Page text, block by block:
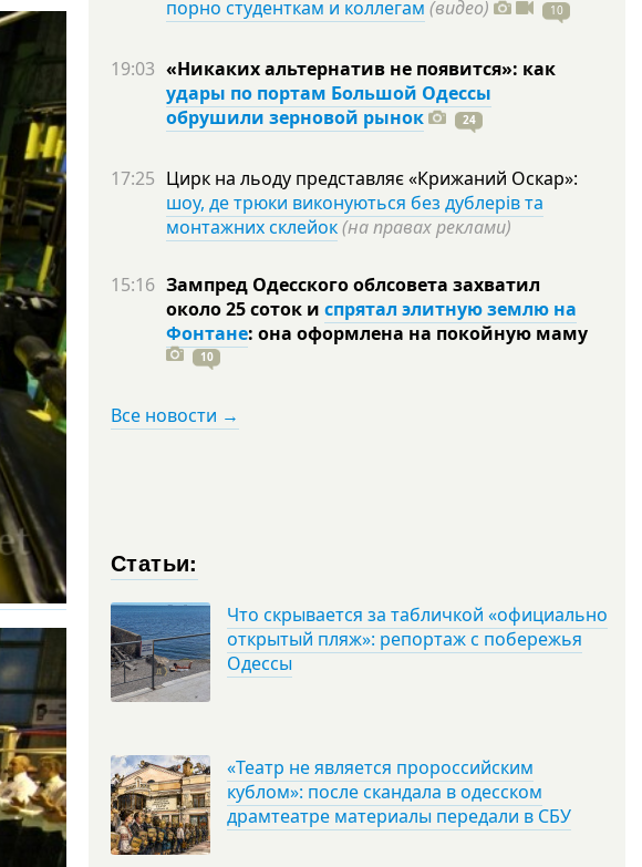
порно студенткам и коллегам (видео) 10
19:03 «Никаких альтернатив не появится»: как
удары по портам Большой Одессы
обрушили зерновой рынок
24
17:25 Цирк на льоду представляє «Крижаний Оскар»:
шоу, де трюки виконуються без дублерів та
монтажних склейок(на правах реклами)
15:16 Зампред Одесского облсовета захватил
около 25 соток и спрятал элитную землю на
Фонтане: она оформлена на покойную маму
10
Все новости →
Статьи:
Что скрывается за табличкой «официально
открытый пляж»: репортаж с побережья
Одессы
«Театр не является пророссийским
кублом»: после скандала в одесском
драмтеатре материалы передали в СБУ